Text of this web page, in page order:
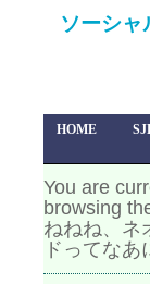
ソーシャ
HOME
You are
browsing
ねねね、ネ
ドってなあ